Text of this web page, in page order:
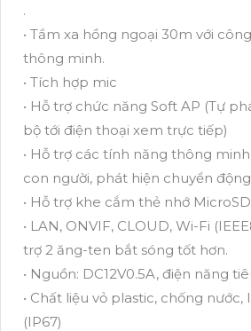
.
• Tầm xa hồng ngoại 30m với
thông minh.
• Tích hợp mic
• Hỗ trợ chức năng Soft AP (Tự
bộ tới điện thoại xem trực tiếp)
• Hỗ trợ các tính năng thông
con người, phát hiện chuyển động
• Hỗ trợ khe cắm thẻ nhớ
• LAN, ONVIF, CLOUD, Wi-Fi
trợ 2 ăng-ten bắt sóng tốt hơn.
• Nguồn: DC12V0.5A, điện năng
• Chất liệu vỏ plastic, chống nước,
(IP67)